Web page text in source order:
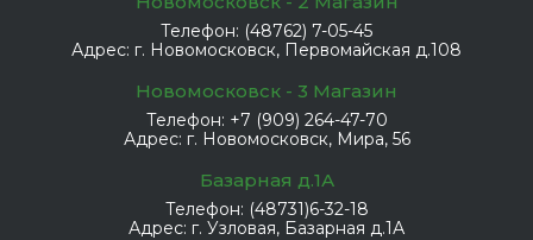
Телефон: (48762) 7-05-45
Адрес: г. Новомосковск, Первомайская д.108
Новомосковск - 3 Магазин
Телефон: +7 (909) 264-47-70
Адрес: г. Новомосковск, Мира, 56
Базарная д.1А
Телефон: (48731)6-32-18
Адрес: г. Узловая, Базарная д.1А